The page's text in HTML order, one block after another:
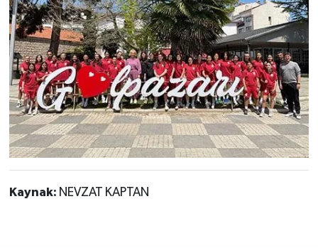
Kaynak: NEVZAT KAPTAN